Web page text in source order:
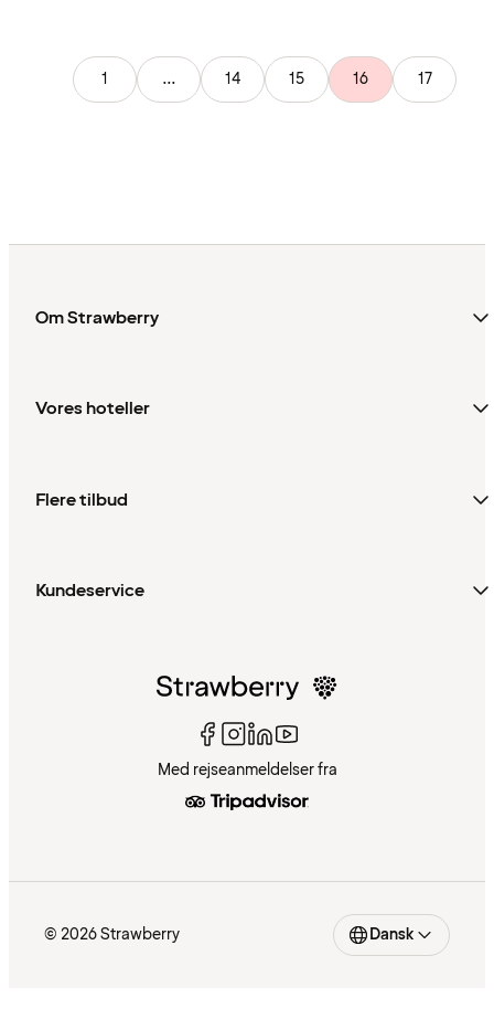
1 ... 14 15 16 17
Om Strawberry
Vores hoteller
Flere tilbud
Kundeservice
Med rejseanmeldelser fra
© 2026 Strawberry Dansk